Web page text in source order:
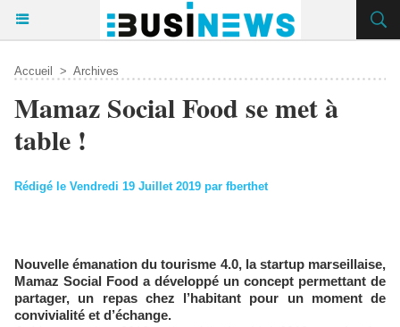
Accueil > Archives
Mamaz Social Food se met à
table !
Rédigé le Vendredi 19 Juillet 2019 par fberthet
Nouvelle émanation du tourisme 4.0, la startup marseillaise,
Mamaz Social Food a développé un concept permettant de
partager, un repas chez l’habitant pour un moment de
convivialité et d’échange.